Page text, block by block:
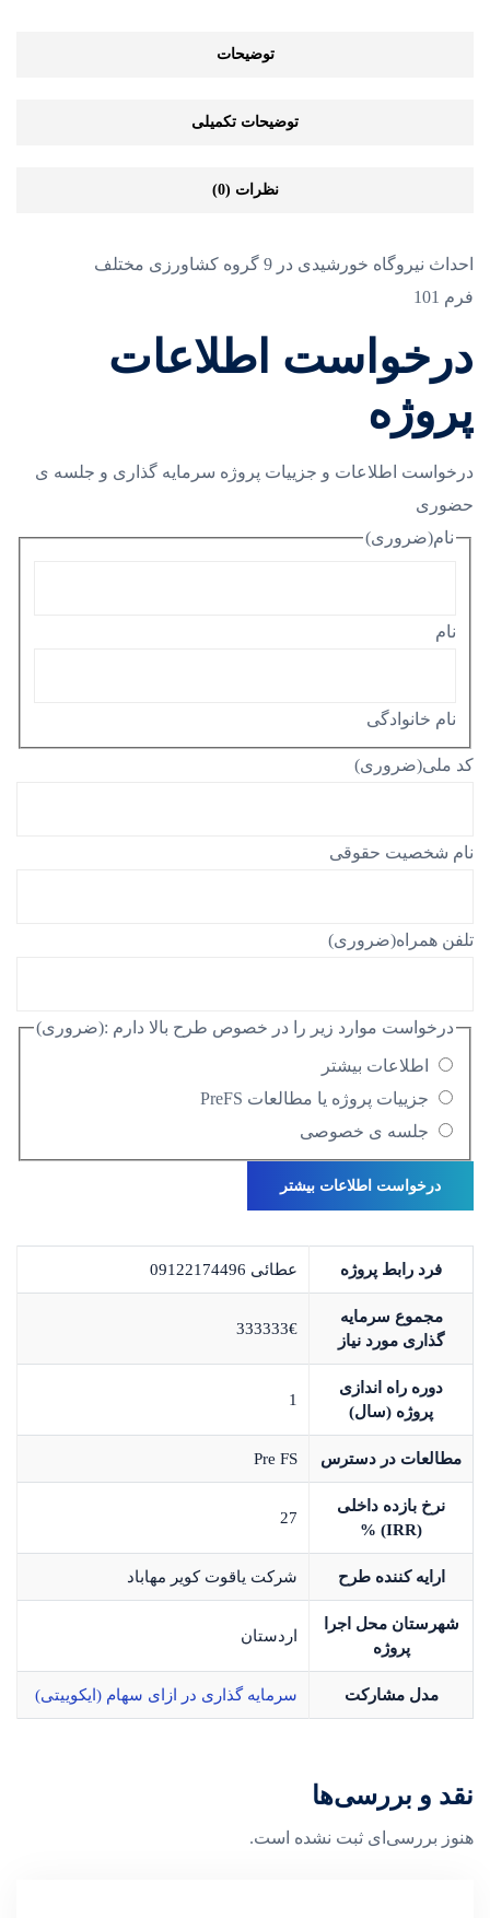
توضیحات
توضیحات تکمیلی
نظرات (0)
احداث نیروگاه خورشیدی در 9 گروه کشاورزی مختلف
فرم 101
درخواست اطلاعات
پروژه
درخواست اطلاعات و جزییات پروژه سرمایه گذاری و جلسه ی
حضوری
نام(ضروری)
نام
نام خانوادگی
کد ملی(ضروری)
نام شخصیت حقوقی
تلفن همراه(ضروری)
درخواست موارد زیر را در خصوص طرح بالا دارم :(ضروری)
اطلاعات بیشتر
جزییات پروژه یا مطالعات PreFS
جلسه ی خصوصی
فرد رابط پروژه عطائی 09122174496
مجموع سرمایه
گذاری مورد نیاز
333333€
دوره راه اندازی
پروژه (سال)
1
مطالعات در دسترس Pre FS
نرخ بازده داخلی
(IRR) %
27
ارایه کننده طرح شرکت یاقوت کویر مهاباد
شهرستان محل اجرا
پروژه
اردستان
مدل مشارکت سرمایه گذاری در ازای سهام (ایکوییتی)
نقد و بررسی‌ها
هنوز بررسی‌ای ثبت نشده است.